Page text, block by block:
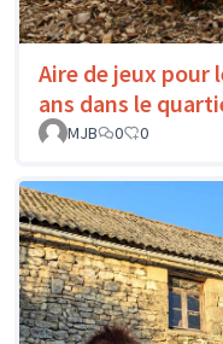
Aire de jeux pour
ans dans le
MJB
0 0